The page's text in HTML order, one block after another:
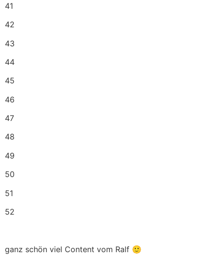
41
42
43
44
45
46
47
48
49
50
51
52
ganz schön viel Content vom Ralf 🙂